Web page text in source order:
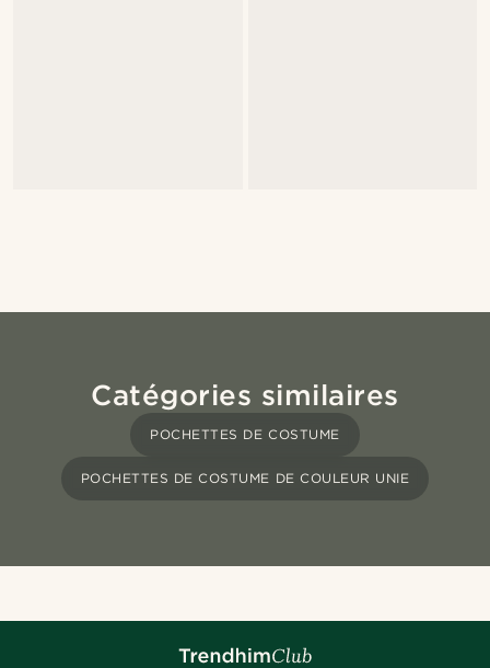
Catégories similaires
POCHETTES DE COSTUME
POCHETTES DE COSTUME DE COULEUR UNIE